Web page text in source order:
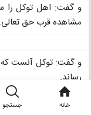
و گفت: اهل توکل را
مشاهده قرب حق تعالی.
و گفت: توکل آنست که
رساند.
خانه جستجو